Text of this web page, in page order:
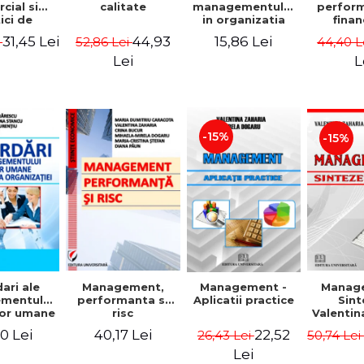
si
de
31,45 Lei
calitate
52,86 Lei44,93
Lei
managementului
in organizatia
moderna -
Gheorghita
15,86 Lei 44,40
ale
umane
Lei
Management,
performanta si
risc
40,17 Lei
-15%
Management -
Aplicatii practice
26,43 Lei22,52
Lei
-15%
50,74 Lei